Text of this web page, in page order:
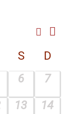
et
de
Mois
S
D
0
6
0
7
0
13
0
14